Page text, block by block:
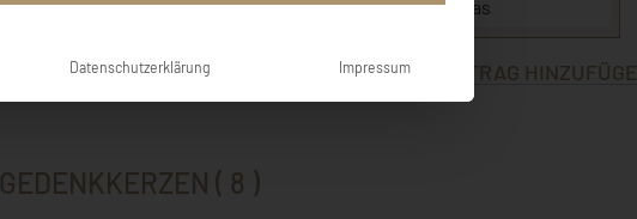
Walter & Angela Paulekas
EINTRAG
GEDENKKERZEN ( 8 )
Datenschutzerklärung Impressum